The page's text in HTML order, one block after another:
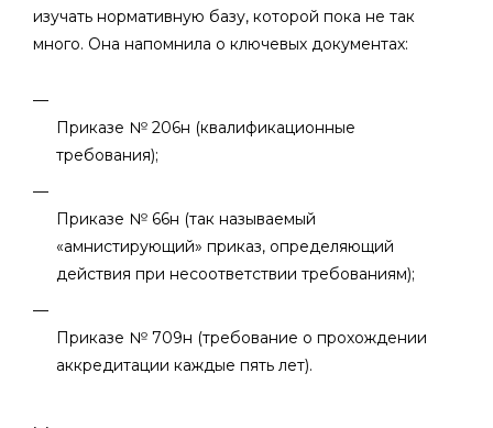
изучать нормативную базу, которой пока не так
много. Она напомнила о ключевых документах:
Приказе № 206н (квалификационные
требования);
Приказе № 66н (так называемый
«амнистирующий» приказ, определяющий
действия при несоответствии требованиям);
Приказе № 709н (требование о прохождении
аккредитации каждые пять лет).